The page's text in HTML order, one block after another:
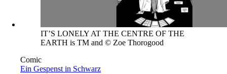
IT’S LONELY AT THE CENTRE OF THE
EARTH is TM and © Zoe Thorogood
Comic
Ein Gespenst in Schwarz